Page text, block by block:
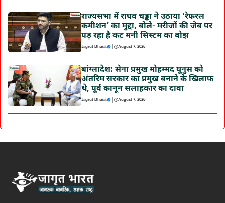
राज्यसभा में राघव चड्ढा ने उठाया ‘रेफरल
कमीशन’ का मुद्दा, बोले- मरीजों की जेब पर
पड़ रहा है कट मनी सिस्टम का बोझ
Jagrut Bharat | August 7, 2026
बांग्लादेश: सेना प्रमुख मोहम्मद यूनुस को
अंतरिम सरकार का प्रमुख बनाने के खिलाफ
थे, पूर्व कानून सलाहकार का दावा
Jagrut Bharat | August 7, 2026